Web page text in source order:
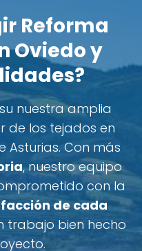
Reforma
Oviedo y
nuestra amplia
de los tejados en
Asturias. Con más
, nuestro equipo
con la
de cada
trabajo bien hecho